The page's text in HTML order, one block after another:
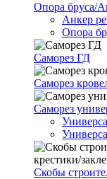
Опора бруса/
Анкер
Опора
Саморез ГД
Саморез
Саморез
Скобы